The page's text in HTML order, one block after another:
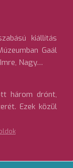
kiállítás
Gaál
Nagy…
három drónt,
Ezek közül